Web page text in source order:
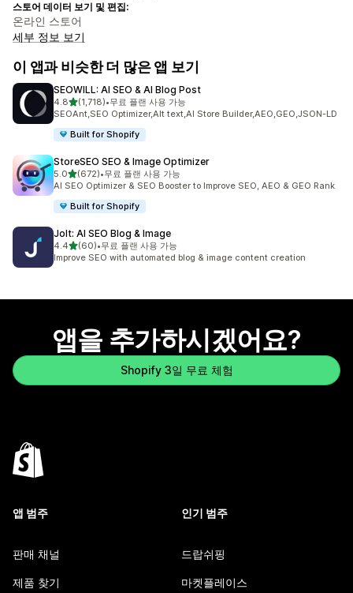
스토어 데이터 보기 및 편집:
온라인 스토어
세부 정보 보기
이 앱과 비슷한 더 많은 앱 보기
SEOWILL: AI SEO & AI Blog Post
4.8별 5개 중
(1,718)
총 리뷰 1718개
•무료 플랜 사용 가능
SEOAnt,SEO Optimizer,Alt text,AI Store Builder,AEO,GEO,JSON-LD
Built for Shopify
StoreSEO SEO & Image Optimizer
5.0별 5개 중
(672)
총 리뷰 672개
•무료 플랜 사용 가능
AI SEO Optimizer & SEO Booster to Improve SEO, AEO & GEO Rank
Built for Shopify
Jolt: AI SEO Blog & Image
4.4별 5개 중
(60)
총 리뷰 60개
•무료 플랜 사용 가능
Improve SEO with automated blog & image content creation
앱을 추가하시겠어요?
Shopify 3일 무료 체험
앱 범주
판매 채널
제품 찾기
인기 범주
드랍쉬핑
마켓플레이스